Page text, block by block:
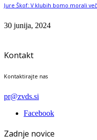
Jure Škof: V klubih bomo morali
30 junija, 2024
Kontakt
Kontaktirajte nas
pr@zvds.si
Facebook
Zadnje novice